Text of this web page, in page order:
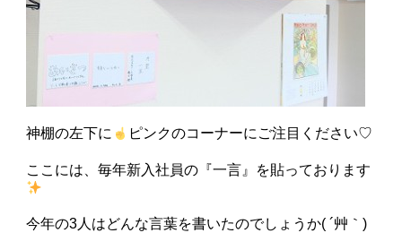
神棚の左下に ピンクのコーナーにご注目ください♡
ここには、毎年新入社員の『一言』を貼っております
今年の3人はどんな言葉を書いたのでしょうか( ´艸｀)